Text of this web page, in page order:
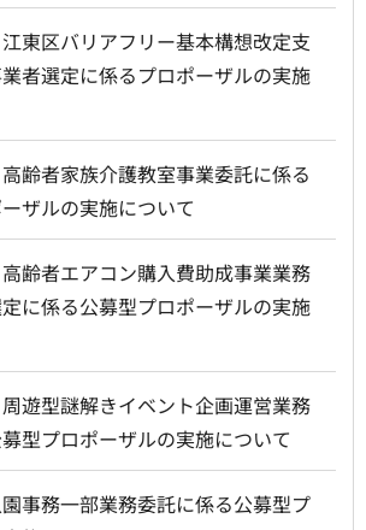
江東区バリアフリー基本構想改定支
者選定に係るプロポーザルの実施
高齢者家族介護教室事業委託に係る
ザルの実施について
高齢者エアコン購入費助成事業業務
に係る公募型プロポーザルの実施
周遊型謎解きイベント企画運営業務
型プロポーザルの実施について
事務一部業務委託に係る公募型プ